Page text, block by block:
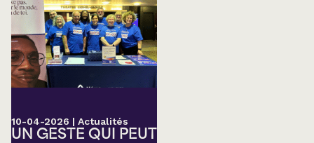
10-04-2026 | Actualités
UN GESTE QUI PEUT